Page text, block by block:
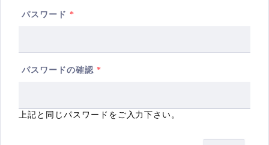
パスワード *
パスワードの確認 *
上記と同じパスワードをご入力下さい。